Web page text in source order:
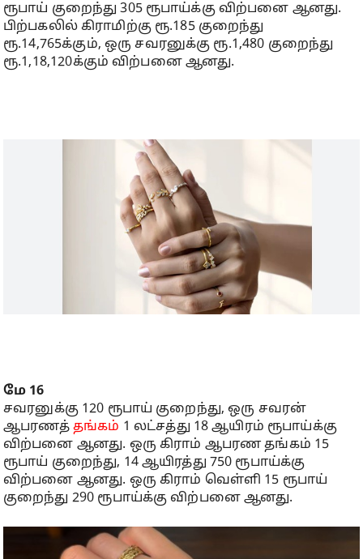
ரூபாய் குறைந்து 305 ரூபாய்க்கு விற்பனை ஆனது.
பிற்பகலில் கிராமிற்கு ரூ.185 குறைந்து
ரூ.14,765க்கும், ஒரு சவரனுக்கு ரூ.1,480 குறைந்து
ரூ.1,18,120க்கும் விற்பனை ஆனது.
மே 16
சவரனுக்கு 120 ரூபாய் குறைந்து, ஒரு சவரன்
ஆபரணத் தங்கம் 1 லட்சத்து 18 ஆயிரம் ரூபாய்க்கு
விற்பனை ஆனது. ஒரு கிராம் ஆபரண தங்கம் 15
ரூபாய் குறைந்து, 14 ஆயிரத்து 750 ரூபாய்க்கு
விற்பனை ஆனது. ஒரு கிராம் வெள்ளி 15 ரூபாய்
குறைந்து 290 ரூபாய்க்கு விற்பனை ஆனது.